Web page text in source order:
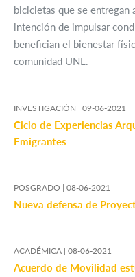
bicicletas que se entregan
intención de impulsar
benefician el bienestar
comunidad UNL.
INVESTIGACIÓN | 09-06-2021
Ciclo de Experiencias
Emigrantes
POSGRADO | 08-06-2021
Nueva defensa de
ACADÉMICA | 08-06-2021
Acuerdo de Movilidad